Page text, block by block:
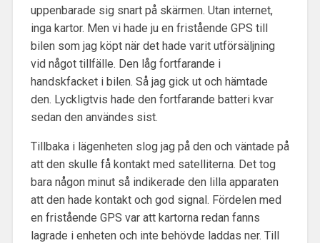
uppenbarade sig snart på skärmen. Utan internet,
inga kartor. Men vi hade ju en fristående GPS till
bilen som jag köpt när det hade varit utförsäljning
vid något tillfälle. Den låg fortfarande i
handskfacket i bilen. Så jag gick ut och hämtade
den. Lyckligtvis hade den fortfarande batteri kvar
sedan den användes sist.
Tillbaka i lägenheten slog jag på den och väntade på
att den skulle få kontakt med satelliterna. Det tog
bara någon minut så indikerade den lilla apparaten
att den hade kontakt och god signal. Fördelen med
en fristående GPS var att kartorna redan fanns
lagrade i enheten och inte behövde laddas ner. Till